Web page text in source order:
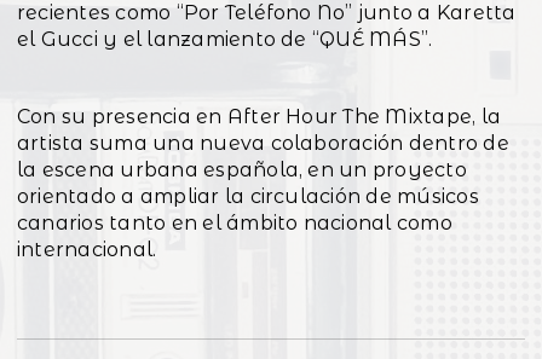
recientes como “Por Teléfono No” junto a Karetta
el Gucci y el lanzamiento de “QUÉ MÁS”.
Con su presencia en After Hour The Mixtape, la
artista suma una nueva colaboración dentro de
la escena urbana española, en un proyecto
orientado a ampliar la circulación de músicos
canarios tanto en el ámbito nacional como
internacional.